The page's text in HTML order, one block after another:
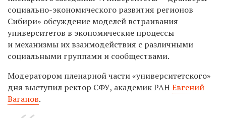
социально-экономического развития регионов
Сибири» обсуждение моделей встраивания
университетов в экономические процессы
и механизмы их взаимодействия с различными
социальными группами и сообществами.
Модератором пленарной части «университетского»
дня выступил ректор СФУ, академик РАНЕвгений
Ваганов.